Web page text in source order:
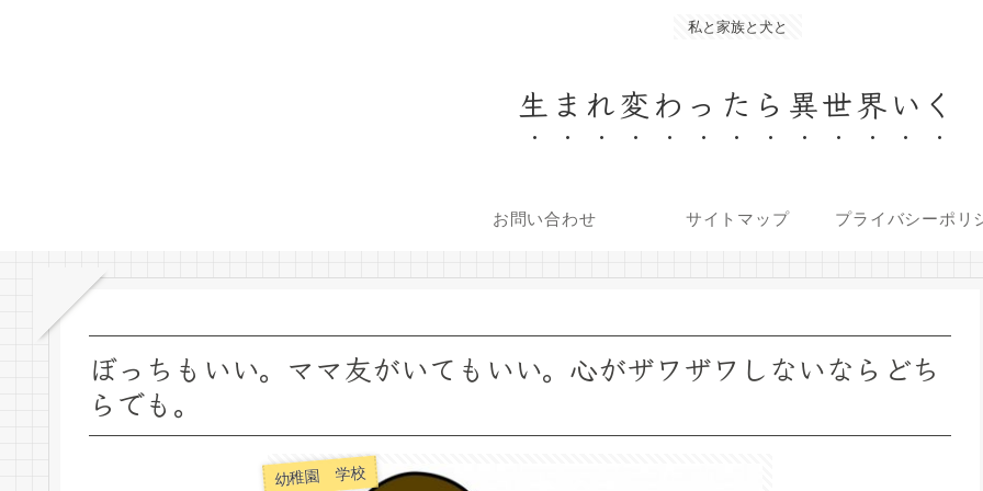
私と家族と犬と
生まれ変わったら異世界いく
お問い合わせ サイトマップ プライバシーポ
ぼっちもいい。ママ友がいてもいい。心がザワザワしないならどち
らでも。
幼稚園 学校